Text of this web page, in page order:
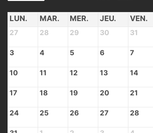
LUN. MAR. MER. JEU. VEN.
27 28 29 30 31
3 4 5 6 7
10 11 12 13 14
17 18 19 20 21
24 25 26 27 28